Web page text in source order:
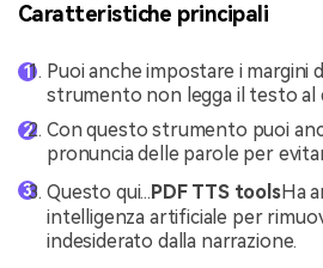
Caratteristiche principali
Puoi anche impostare i margini
strumento non legga il testo al
Con questo strumento puoi
pronuncia delle parole per
Questo qui...PDF TTS toolsHa
intelligenza artificiale per
indesiderato dalla narrazione.